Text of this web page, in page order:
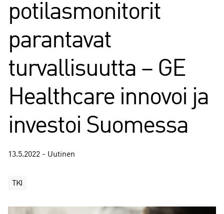
potilasmonitorit
parantavat
turvallisuutta – GE
Healthcare innovoi ja
investoi Suomessa
13.5.2022 - Uutinen
TKI